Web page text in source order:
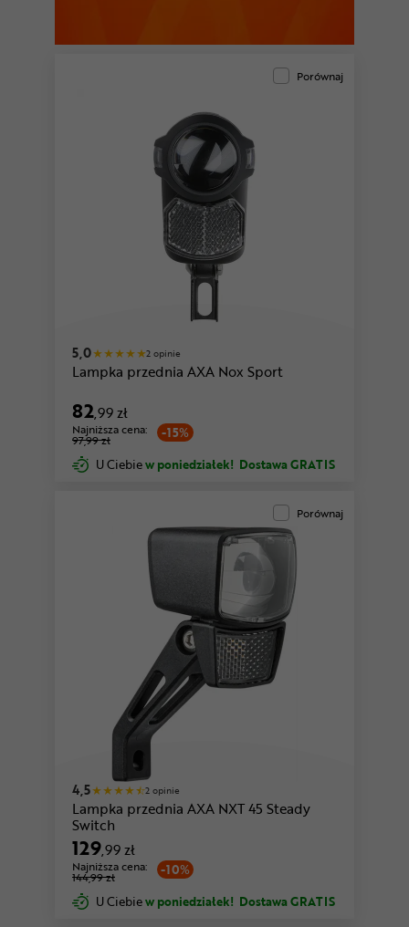
Porównaj
5,0 2 opinie
Lampka przednia AXA Nox Sport
82,99 zł
-15%
Najniższa cena:
97,99 zł
U Ciebiew poniedziałek! Dostawa GRATIS
Porównaj
4,5 2 opinie
Lampka przednia AXA NXT 45 Steady
Switch
129,99 zł
-10%
Najniższa cena:
144,99 zł
U Ciebiew poniedziałek! Dostawa GRATIS